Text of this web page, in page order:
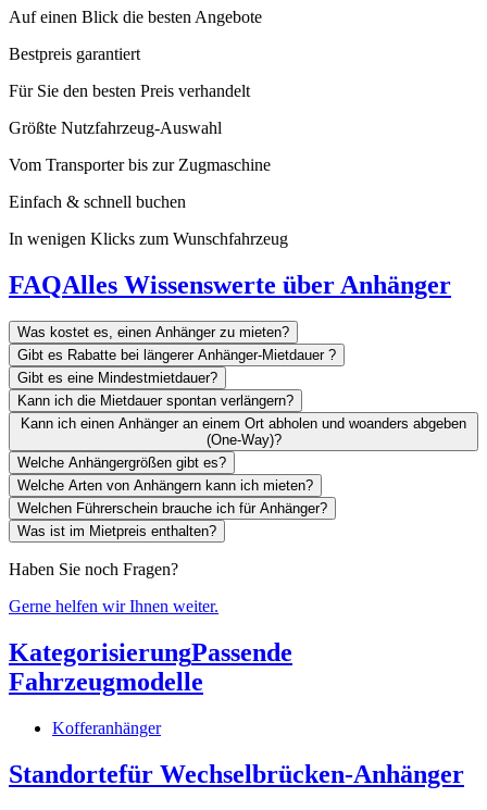
Auf einen Blick die besten Angebote
Bestpreis garantiert
Für Sie den besten Preis verhandelt
Größte Nutzfahrzeug-Auswahl
Vom Transporter bis zur Zugmaschine
Einfach & schnell buchen
In wenigen Klicks zum Wunschfahrzeug
FAQAlles Wissenswerte über Anhänger
Was kostet es, einen Anhänger zu mieten?
Gibt es Rabatte bei längerer Anhänger-Mietdauer ?
Gibt es eine Mindestmietdauer?
Kann ich die Mietdauer spontan verlängern?
Kann ich einen Anhänger an einem Ort abholen und woanders abgeben
(One-Way)?
Welche Anhängergrößen gibt es?
Welche Arten von Anhängern kann ich mieten?
Welchen Führerschein brauche ich für Anhänger?
Was ist im Mietpreis enthalten?
Haben Sie noch Fragen?
Gerne helfen wir Ihnen weiter.
KategorisierungPassende
Fahrzeugmodelle
Kofferanhänger
Standortefür Wechselbrücken-Anhänger